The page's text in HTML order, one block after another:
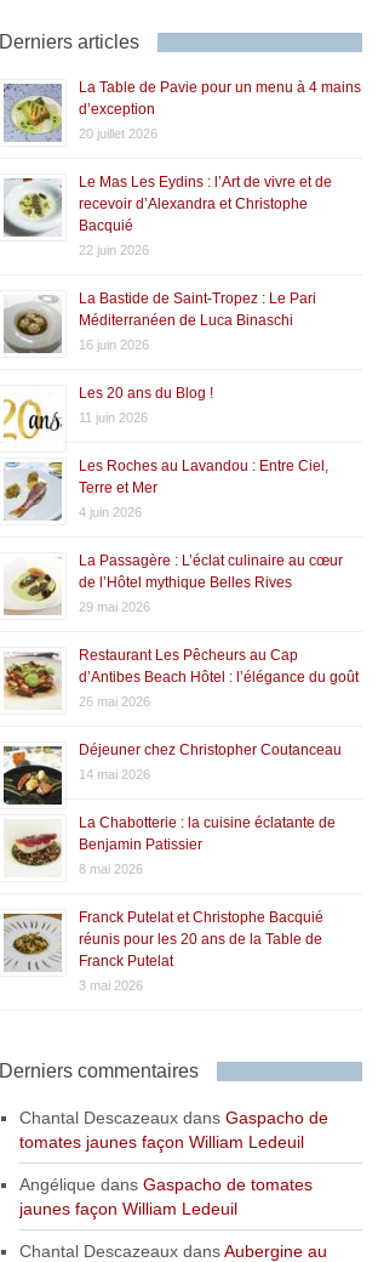
Derniers articles
La Table de Pavie pour un menu à 4 mains
d’exception
20 juillet 2026
Le Mas Les Eydins : l’Art de vivre et de
recevoir d’Alexandra et Christophe
Bacquié
22 juin 2026
La Bastide de Saint-Tropez : Le Pari
Méditerranéen de Luca Binaschi
16 juin 2026
Les 20 ans du Blog !
11 juin 2026
Les Roches au Lavandou : Entre Ciel,
Terre et Mer
4 juin 2026
La Passagère : L’éclat culinaire au cœur
de l’Hôtel mythique Belles Rives
29 mai 2026
Restaurant Les Pêcheurs au Cap
d’Antibes Beach Hôtel : l’élégance du goût
26 mai 2026
Déjeuner chez Christopher Coutanceau
14 mai 2026
La Chabotterie : la cuisine éclatante de
Benjamin Patissier
8 mai 2026
Franck Putelat et Christophe Bacquié
réunis pour les 20 ans de la Table de
Franck Putelat
3 mai 2026
Derniers commentaires
Chantal Descazeauxdans Gaspacho de
tomates jaunes façon William Ledeuil
Angélique dans Gaspacho de tomates
jaunes façon William Ledeuil
Chantal DescazeauxdansAubergine au